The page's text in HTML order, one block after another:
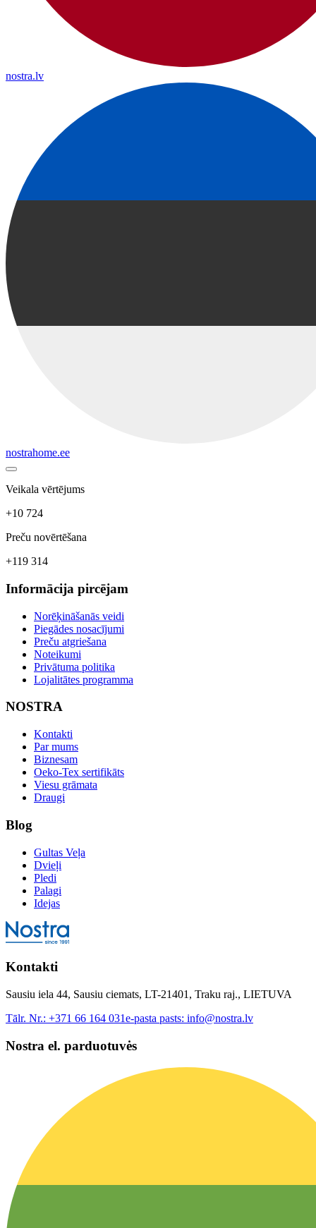
nostra.lv
nostrahome.ee
Veikala vērtējums
+10 724
Preču novērtēšana
+119 314
Informācija pircējam
Norēķināšanās veidi
Piegādes nosacījumi
Preču atgriešana
Noteikumi
Privātuma politika
Lojalitātes programma
NOSTRA
Kontakti
Par mums
Biznesam
Oeko-Tex sertifikāts
Viesu grāmata
Draugi
Blog
Gultas Veļa
Dvieļi
Pledi
Palagi
Idejas
Kontakti
Sausiu iela 44, Sausiu ciemats, LT-21401, Traku raj., LIETUVA
Tālr. Nr.: +371 66 164 031e-pasta pasts: info@nostra.lv
Nostra el. parduotuvės